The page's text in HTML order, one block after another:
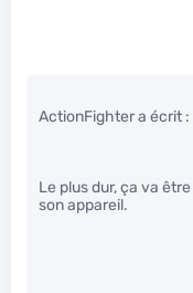
ActionFighter a écrit :
Le plus dur, ça va être
son appareil.